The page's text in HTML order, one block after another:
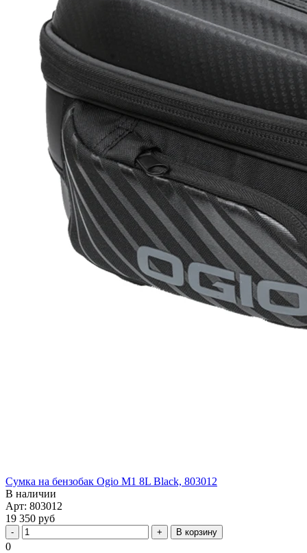
Сумка на бензобак Ogio M1 8L Black, 803012
В наличии
Арт: 803012
19 350 руб
В корзину
0